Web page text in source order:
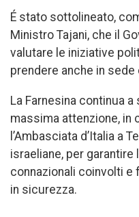
É stato sottolineato,
Ministro Tajani, che il
valutare le iniziative
prendere anche in sede
La Farnesina continua
massima attenzione, in
l’Ambasciata d’Italia a
israeliane, per
connazionali coinvolti e
in sicurezza.